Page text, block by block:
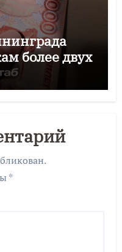
более двух
*